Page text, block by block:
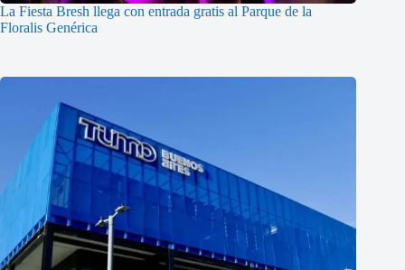
La Fiesta Bresh llega con entrada gratis al Parque de la
Floralis Genérica